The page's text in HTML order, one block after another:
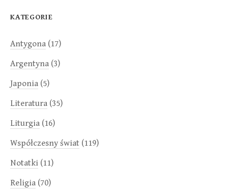
KATEGORIE
Antygona (17)
Argentyna (3)
Japonia (5)
Literatura (35)
Liturgia (16)
Współczesny świat (119)
Notatki (11)
Religia (70)